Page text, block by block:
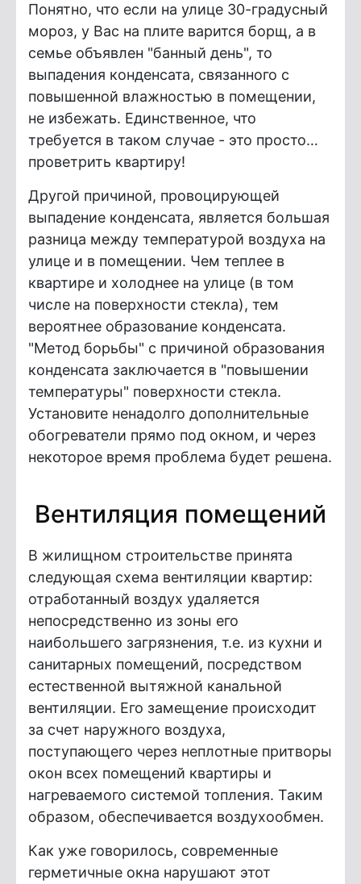
Понятно, что если на улице 30-градусный
мороз, у Вас на плите варится борщ, а в
семье объявлен "банный день", то
выпадения конденсата, связанного с
повышенной влажностью в помещении,
не избежать. Единственное, что
требуется в таком случае - это просто…
проветрить квартиру!
Другой причиной, провоцирующей
выпадение конденсата, является большая
разница между температурой воздуха на
улице и в помещении. Чем теплее в
квартире и холоднее на улице (в том
числе на поверхности стекла), тем
вероятнее образование конденсата.
"Метод борьбы" с причиной образования
конденсата заключается в "повышении
температуры" поверхности стекла.
Установите ненадолго дополнительные
обогреватели прямо под окном, и через
некоторое время проблема будет решена.
Вентиляция помещений
В жилищном строительстве принята
следующая схема вентиляции квартир:
отработанный воздух удаляется
непосредственно из зоны его
наибольшего загрязнения, т.е. из кухни и
санитарных помещений, посредством
естественной вытяжной канальной
вентиляции. Его замещение происходит
за счет наружного воздуха,
поступающего через неплотные притворы
окон всех помещений квартиры и
нагреваемого системой топления. Таким
образом, обеспечивается воздухообмен.
Как уже говорилось, современные
герметичные окна нарушают этот